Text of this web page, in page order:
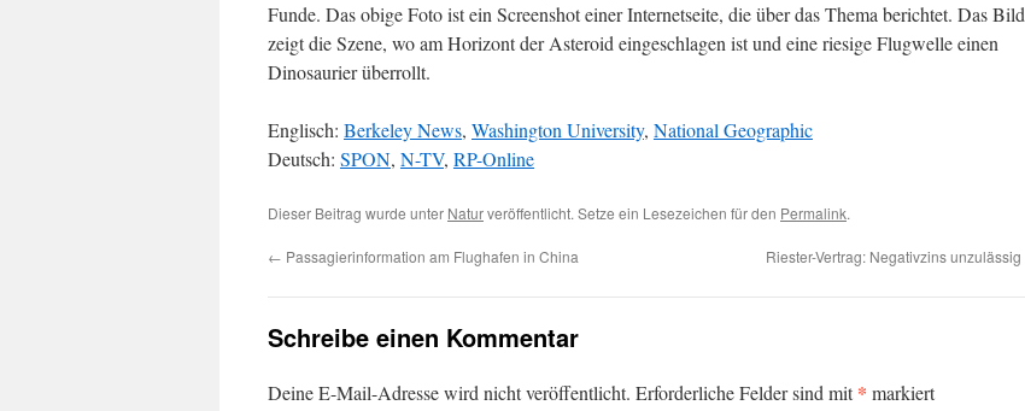
Funde. Das obige Foto ist ein Screenshot einer Internetseite, die über das Thema berichtet. Das Bild
zeigt die Szene, wo am Horizont der Asteroid eingeschlagen ist und eine riesige Flugwelle einen
Dinosaurier überrollt.
Englisch: Berkeley News, Washington University, National Geographic
Deutsch: SPON, N-TV, RP-Online
Dieser Beitrag wurde unter Naturveröffentlicht. Setze ein Lesezeichen für den Permalink.
← Passagierinformation am Flughafen in China Riester-Vertrag: Negativzins unzulässig
Schreibe einen Kommentar
Deine E-Mail-Adresse wird nicht veröffentlicht. Erforderliche Felder sind mit* markiert